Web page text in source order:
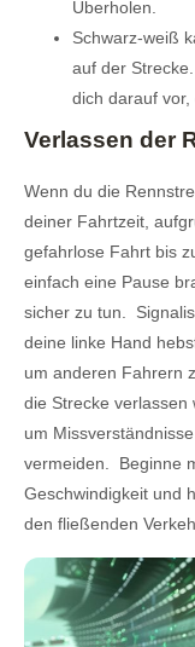
Überholen.
Schwarz-weiß
auf der
dich darauf
Verlassen der
Wenn du die
deiner Fahrtzeit,
gefahrlose Fahrt bis
einfach eine Pause
sicher zu tun.
deine linke Hand
um anderen Fahrern
die Strecke
um
vermeiden. Beginne
Geschwindigkeit und
den fließenden